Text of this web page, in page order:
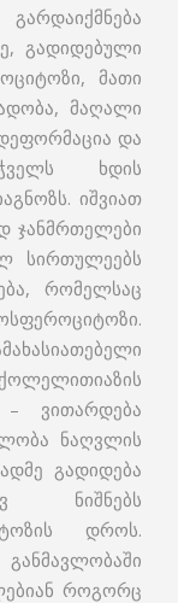
გადიდებული
მათი
მაღალი
და
ხდის
იშვიათ
ჯანმრთელები
სირთულეებს
რომელსაც
ვითარდება
ნაღვლის
გადიდება
ნიშნებს
დროს.
როგორც